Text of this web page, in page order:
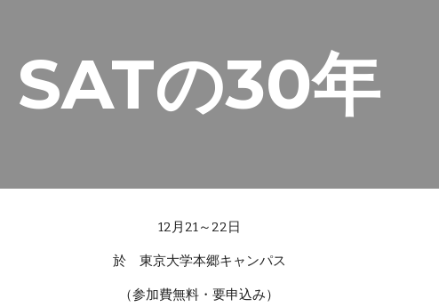
SATの30年
12月21～22日
於 東京大学本郷キャンパス
（参加費無料・要申込み）